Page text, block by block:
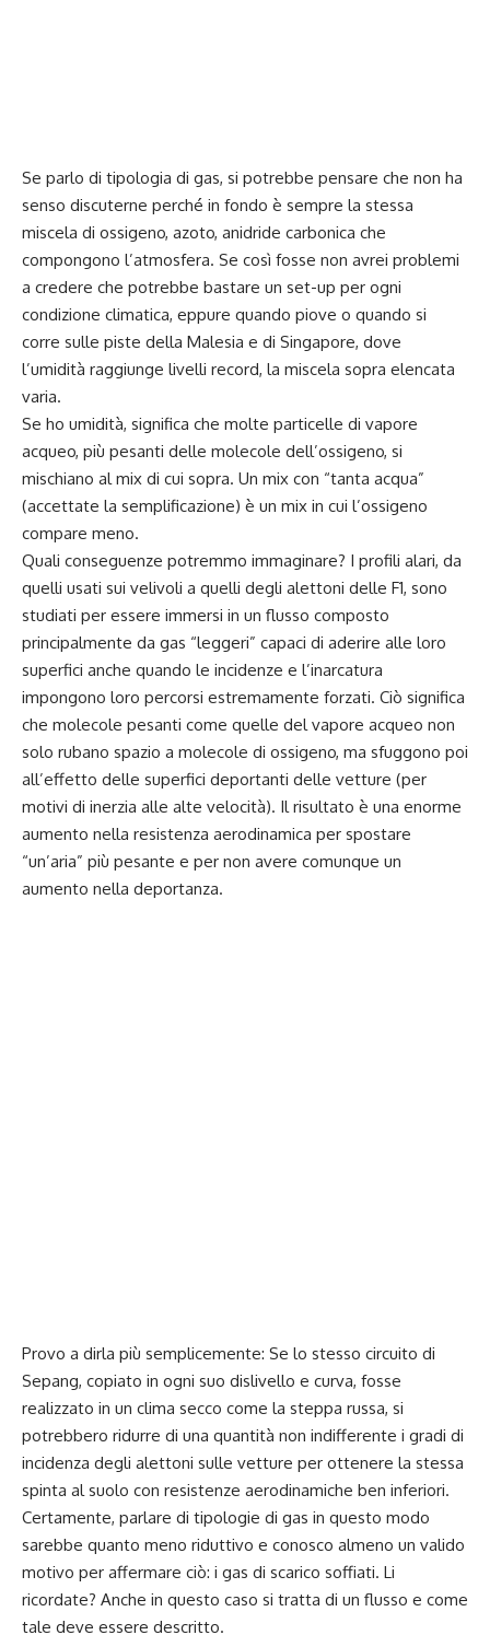
Se parlo di tipologia di gas, si potrebbe pensare che non ha
senso discuterne perché in fondo è sempre la stessa
miscela di ossigeno, azoto, anidride carbonica che
compongono l’atmosfera. Se così fosse non avrei problemi
a credere che potrebbe bastare un set-up per ogni
condizione climatica, eppure quando piove o quando si
corre sulle piste della Malesia e di Singapore, dove
l’umidità raggiunge livelli record, la miscela sopra elencata
varia.
Se ho umidità, significa che molte particelle di vapore
acqueo, più pesanti delle molecole dell’ossigeno, si
mischiano al mix di cui sopra. Un mix con “tanta acqua”
(accettate la semplificazione) è un mix in cui l’ossigeno
compare meno.
Quali conseguenze potremmo immaginare? I profili alari, da
quelli usati sui velivoli a quelli degli alettoni delle F1, sono
studiati per essere immersi in un flusso composto
principalmente da gas “leggeri” capaci di aderire alle loro
superfici anche quando le incidenze e l’inarcatura
impongono loro percorsi estremamente forzati. Ciò significa
che molecole pesanti come quelle del vapore acqueo non
solo rubano spazio a molecole di ossigeno, ma sfuggono poi
all’effetto delle superfici deportanti delle vetture (per
motivi di inerzia alle alte velocità). Il risultato è una enorme
aumento nella resistenza aerodinamica per spostare
“un’aria” più pesante e per non avere comunque un
aumento nella deportanza.
Provo a dirla più semplicemente: Se lo stesso circuito di
Sepang, copiato in ogni suo dislivello e curva, fosse
realizzato in un clima secco come la steppa russa, si
potrebbero ridurre di una quantità non indifferente i gradi di
incidenza degli alettoni sulle vetture per ottenere la stessa
spinta al suolo con resistenze aerodinamiche ben inferiori.
Certamente, parlare di tipologie di gas in questo modo
sarebbe quanto meno riduttivo e conosco almeno un valido
motivo per affermare ciò: i gas di scarico soffiati. Li
ricordate? Anche in questo caso si tratta di un flusso e come
tale deve essere descritto.